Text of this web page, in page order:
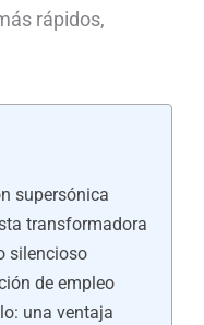
rápidos,
supersónica
transformadora
silencioso
de empleo
una ventaja